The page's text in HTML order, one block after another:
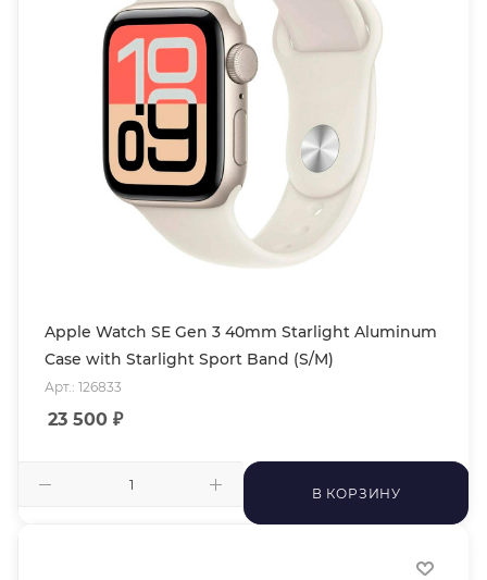
Apple Watch SE Gen 3 40mm Starlight Aluminum
Case with Starlight Sport Band (S/M)
Арт.: 126833
23 500 ₽
В КОРЗИНУ